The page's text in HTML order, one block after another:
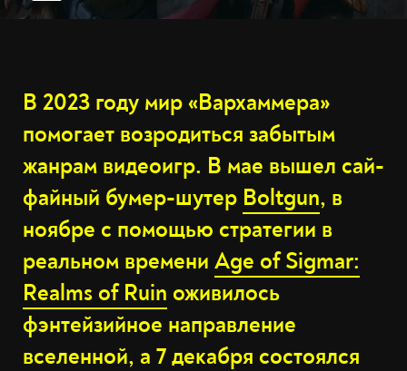
В 2023 году мир «Вархаммера»
помогает возродиться забытым
жанрам видеоигр. В мае вышел сай-
файный бумер-шутер Boltgun, в
ноябре с помощью стратегии в
реальном времени Age of Sigmar:
Realms of Ruin оживилось
фэнтейзийное направление
вселенной, а 7 декабря состоялся